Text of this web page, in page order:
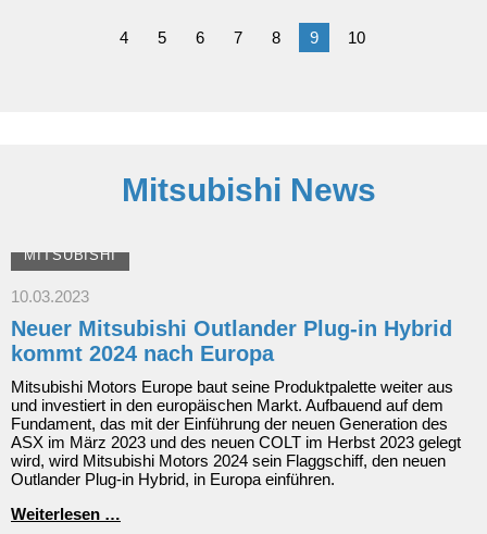
4 5 6 7 8 9 10
Mitsubishi News
MITSUBISHI
10.03.2023
Neuer Mitsubishi Outlander Plug-in Hybrid
kommt 2024 nach Europa
Mitsubishi Motors Europe baut seine Produktpalette weiter aus
und investiert in den europäischen Markt. Aufbauend auf dem
Fundament, das mit der Einführung der neuen Generation des
ASX im März 2023 und des neuen COLT im Herbst 2023 gelegt
wird, wird Mitsubishi Motors 2024 sein Flaggschiff, den neuen
Outlander Plug-in Hybrid, in Europa einführen.
Weiterlesen …